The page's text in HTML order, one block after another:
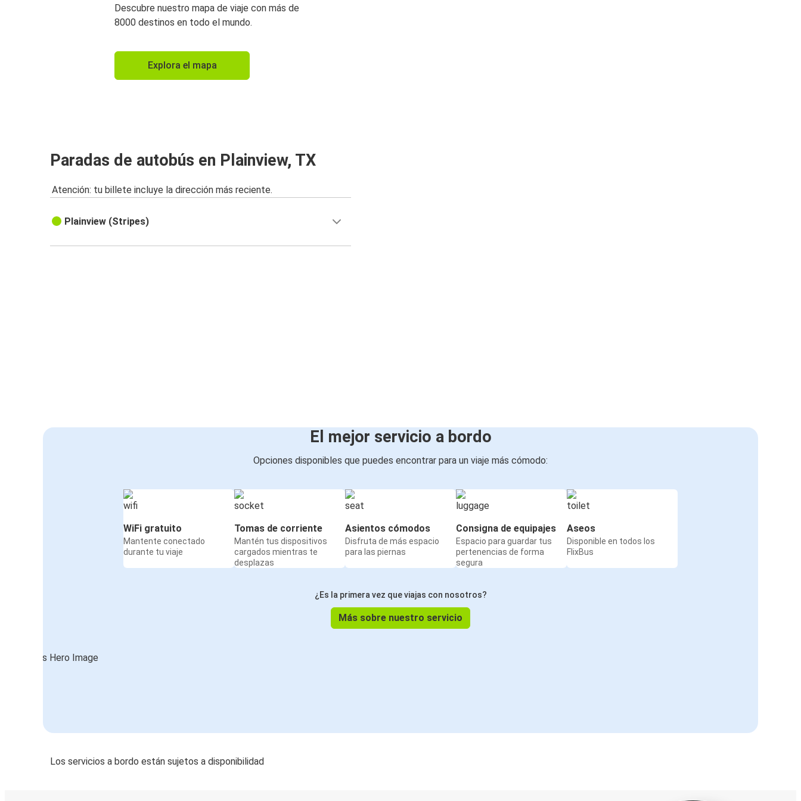
Descubre nuestro mapa de viaje con más de
8000 destinos en todo el mundo.
Explora el mapa
Paradas de autobús en Plainview, TX
Atención: tu billete incluye la dirección más reciente.
Plainview (Stripes)
El mejor servicio a bordo
Opciones disponibles que puedes encontrar para un viaje más cómodo:
WiFi gratuito
Mantente conectado
durante tu viaje
Tomas de corriente
Mantén tus dispositivos
cargados mientras te
desplazas
Asientos cómodos
Disfruta de más espacio
para las piernas
Consigna de equipajes
Espacio para guardar tus
pertenencias de forma
segura
Aseos
Disponible en todos los
FlixBus
¿Es la primera vez que viajas con nosotros?
Más sobre nuestro servicio
Los servicios a bordo están sujetos a disponibilidad